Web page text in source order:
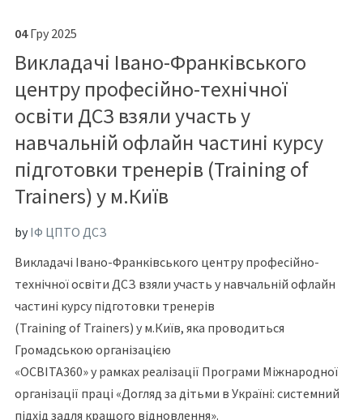
04 Гру 2025
Викладачі Івано-Франківського
центру професійно-технічної
освіти ДСЗ взяли участь у
навчальній офлайн частині курсу
підготовки тренерів (Training of
Trainers) у м.Київ
byІФ ЦПТО ДСЗ
Викладачі Івано-Франківського центру професійно-
технічної освіти ДСЗ взяли участь у навчальній офлайн
частині курсу підготовки тренерів
(Training of Trainers) у м.Київ, яка проводиться
Громадською організацією
«ОСВІТА360» у рамках реалізації Програми Міжнародної
організації праці «Догляд за дітьми в Україні: системний
підхід задля кращого відновлення».